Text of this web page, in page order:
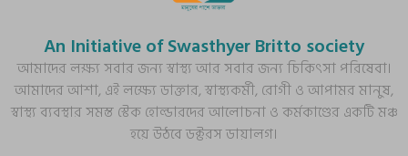
An Initiative of Swasthyer Britto society
আমাদের লক্ষ্য সবার জন্য স্বাস্থ্য আর সবার জন্য চিকিৎসা পরিষেবা।
আমাদের আশা, এই লক্ষ্যে ডাক্তার, স্বাস্থ্যকর্মী, রোগী ও আপামর মানুষ,
স্বাস্থ্য ব্যবস্থার সমস্ত স্টেক হোল্ডারদের আলোচনা ও কর্মকাণ্ডের একটি মঞ্চ
হয়ে উঠবে ডক্টরস ডায়ালগ।